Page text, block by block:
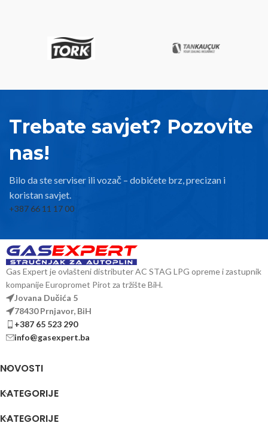
Trebate savjet? Pozovite
nas!
Bilo da ste serviser ili vozač – dobićete brz, precizan i
koristan savjet.
+387 66 11 17 00
Gas Expert je ovlašteni distributer AC STAG LPG opreme i zastupnik
kompanije Europromet Pirot za tržište BiH.
Jovana Dučića 5
78430 Prnjavor, BiH
+387 65 523 290
info@gasexpert.ba
NOVOSTI
KATEGORIJE
KATEGORIJE